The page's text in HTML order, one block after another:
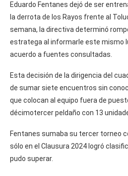
Eduardo Fentanes dejó de ser
la derrota de los Rayos frente al
semana, la directiva determinó
estratega al informarle este mismo
acuerdo a fuentes consultadas.
Esta decisión de la dirigencia del
de sumar siete encuentros sin
que colocan al equipo fuera de
décimotercer peldaño con 13
Fentanes sumaba su tercer torneo
sólo en el Clausura 2024 logró
pudo superar.